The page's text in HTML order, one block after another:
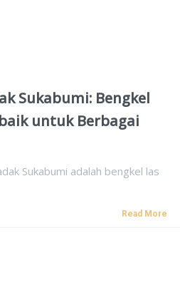
Sukabumi: Bengkel
untuk Berbagai
Sukabumi adalah bengkel las
Read More